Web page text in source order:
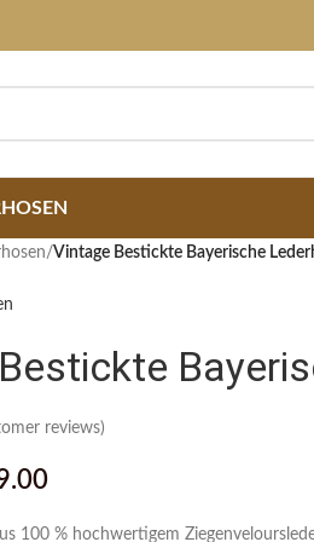
/Vintage Bestickte Bayerische
reviews)
100 % hochwertigem